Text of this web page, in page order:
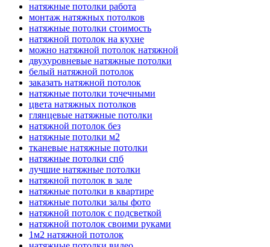
натяжные потолки работа
монтаж натяжных потолков
натяжные потолки стоимость
натяжной потолок на кухне
можно натяжной потолок натяжной
двухуровневые натяжные потолки
белый натяжной потолок
заказать натяжной потолок
натяжные потолки точечными
цвета натяжных потолков
глянцевые натяжные потолки
натяжной потолок без
натяжные потолки м2
тканевые натяжные потолки
натяжные потолки спб
лучшие натяжные потолки
натяжной потолок в зале
натяжные потолки в квартире
натяжные потолки залы фото
натяжной потолок с подсветкой
натяжной потолок своими руками
1м2 натяжной потолок